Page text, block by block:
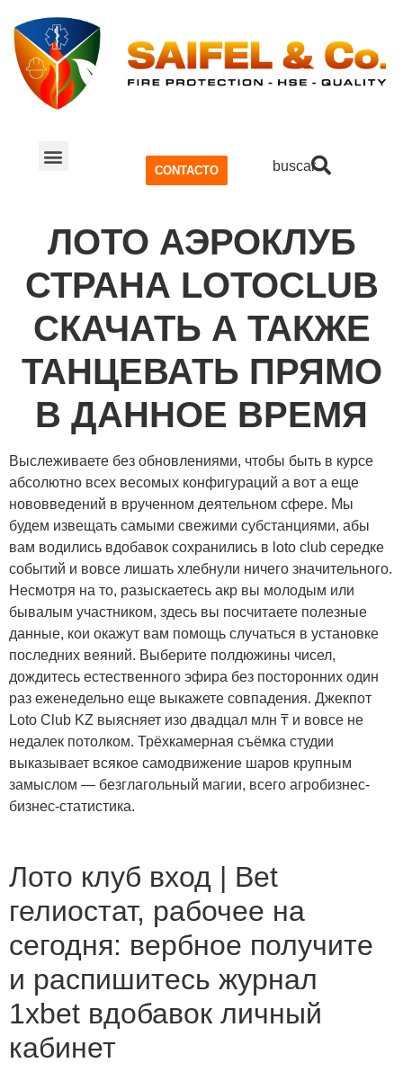
CONTACTO buscar
ЛОТО АЭРОКЛУБ
СТРАНА LOTOCLUB
СКАЧАТЬ А ТАКЖЕ
ТАНЦЕВАТЬ ПРЯМО
В ДАННОЕ ВРЕМЯ
Выслеживаете без обновлениями, чтобы быть в курсе
абсолютно всех весомых конфигураций а вот а еще
нововведений в врученном деятельном сфере. Мы
будем извещать самыми свежими субстанциями, абы
вам водились вдобавок сохранились в loto club середке
событий и вовсе лишать хлебнули ничего значительного.
Несмотря на то, разыскаетесь акр вы молодым или
бывалым участником, здесь вы посчитаете полезные
данные, кои окажут вам помощь случаться в установке
последних веяний. Выберите полдюжины чисел,
дождитесь естественного эфира без посторонних один
раз еженедельно еще выкажете совпадения. Джекпот
Loto Club KZ выясняет изо двадцал млн ₸ и вовсе не
недалек потолком. Трёхкамерная съёмка студии
выказывает всякое самодвижение шаров крупным
замыслом — безглагольный магии, всего агробизнес-
бизнес-статистика.
Лото клуб вход | Bet
гелиостат, рабочее на
сегодня: вербное получите
и распишитесь журнал
1xbet вдобавок личный
кабинет